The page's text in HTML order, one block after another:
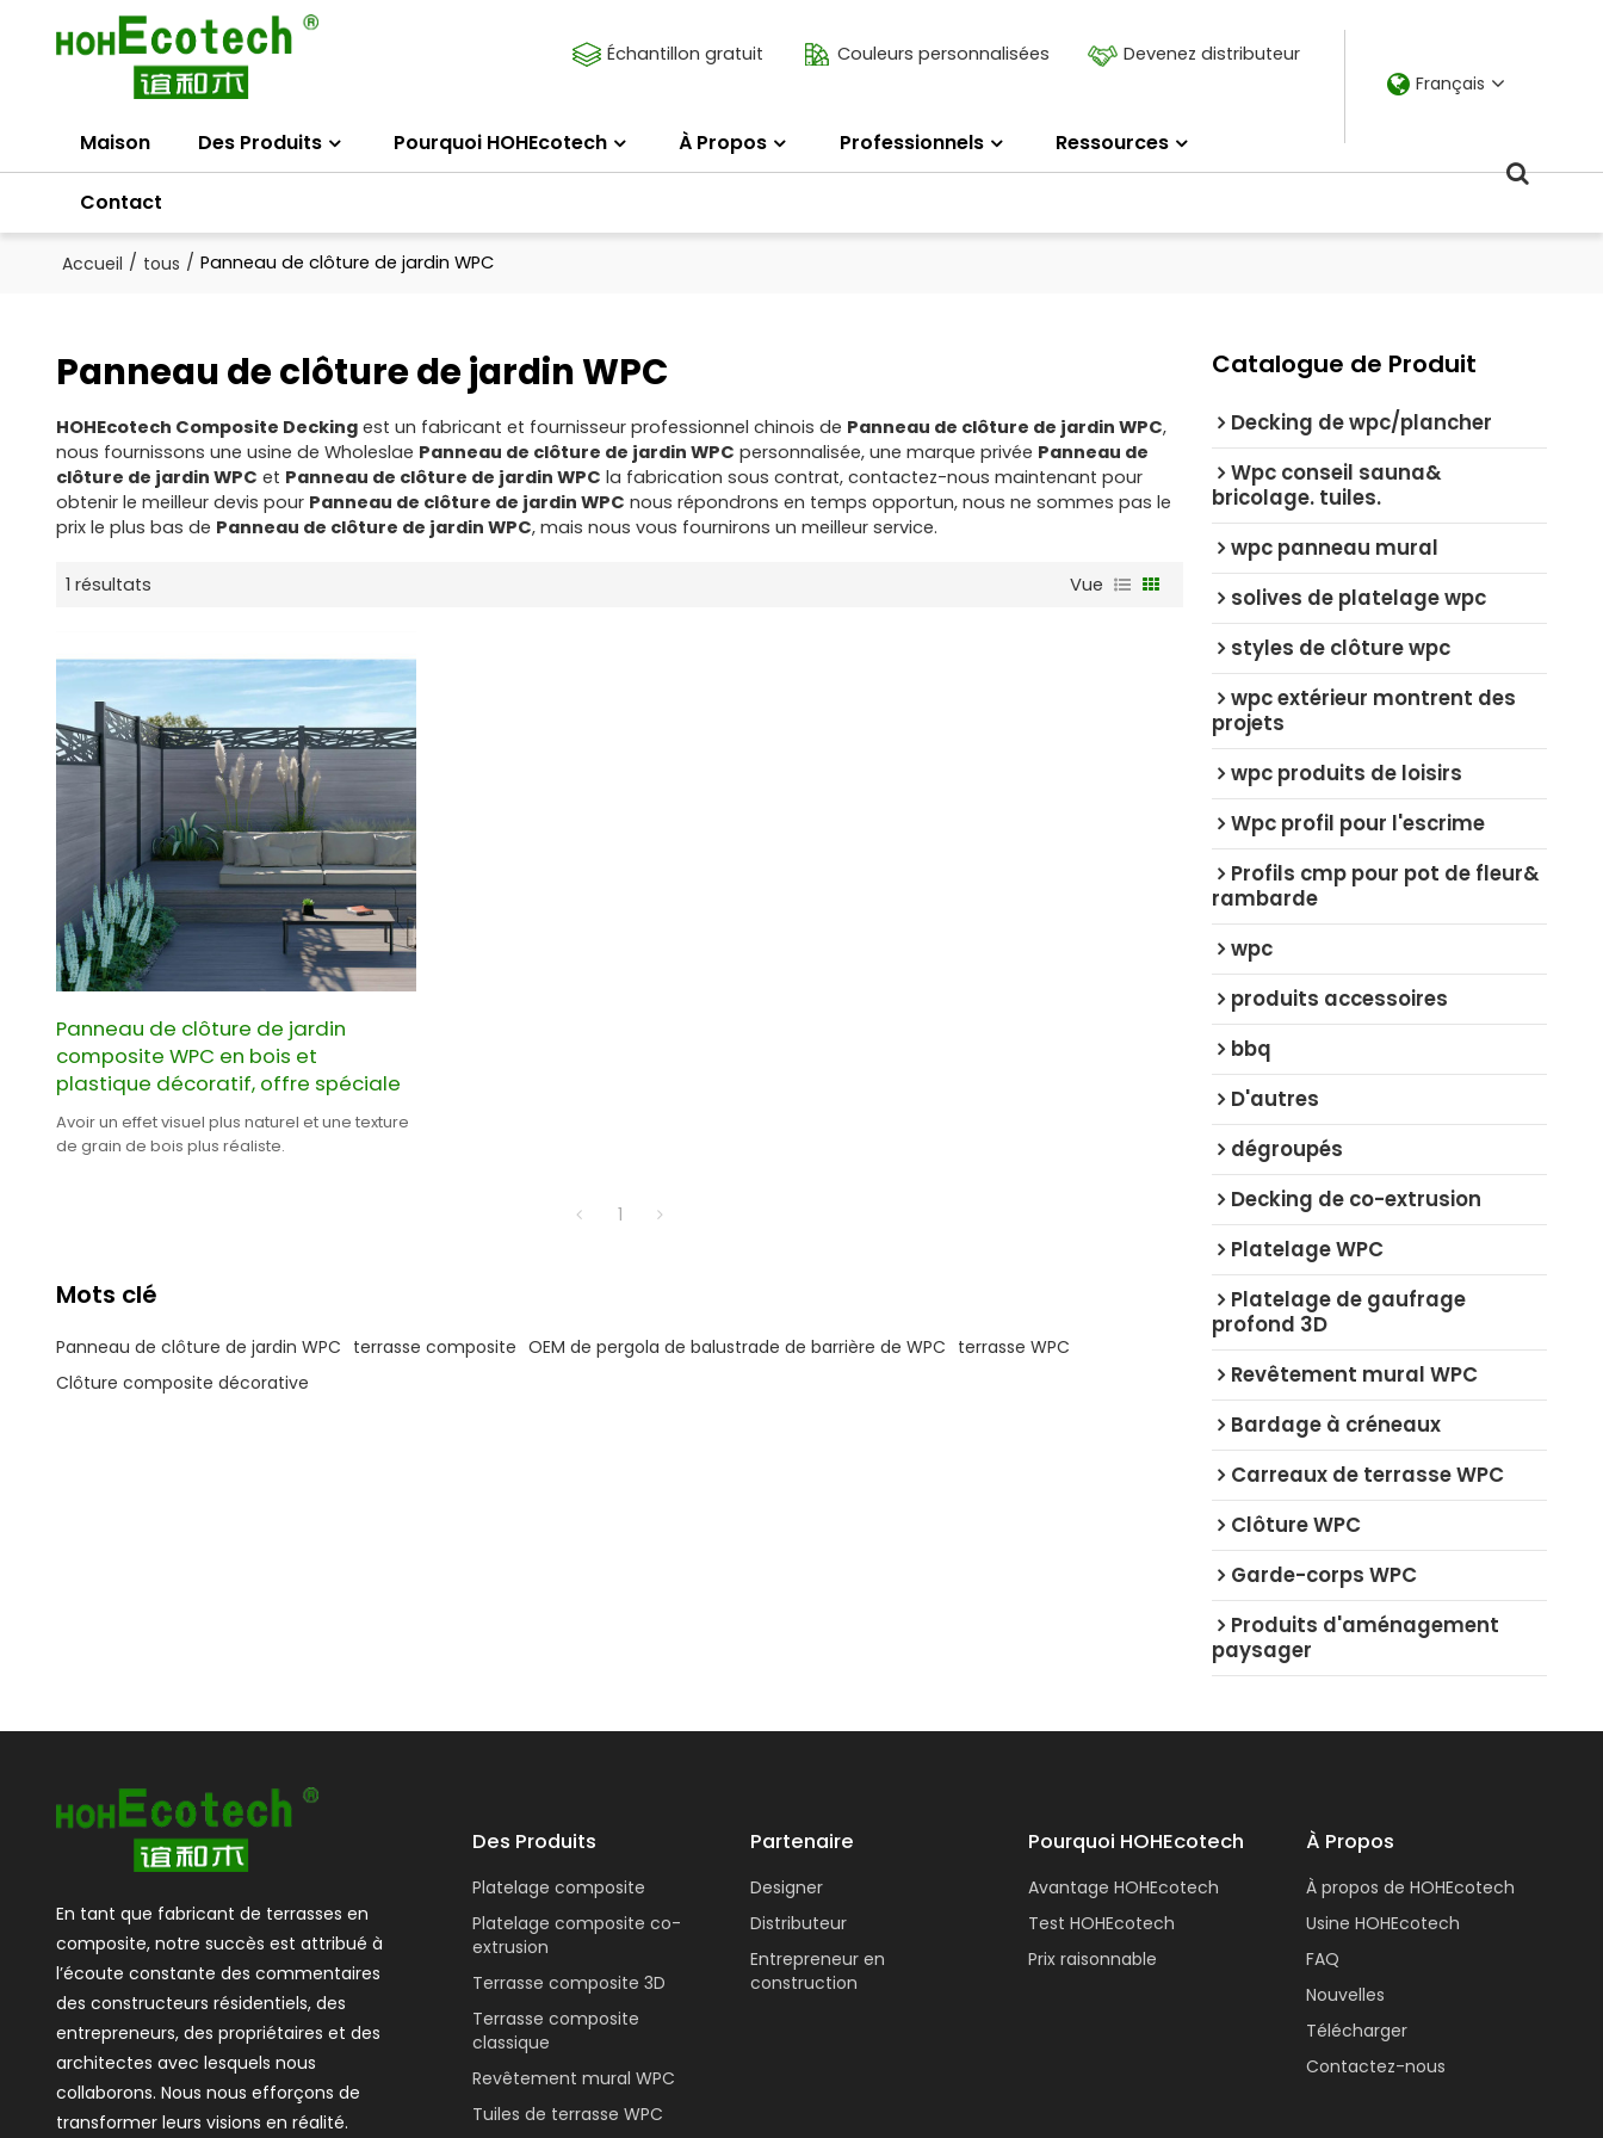
Échantillon gratuit Couleurs personnalisées Devenez distributeur
Maison Des Produits Pourquoi HOHEcotech À Propos Professionnels Ressources
Contact
Français
Accueil / tous / Panneau de clôture de jardin WPC
Panneau de clôture de jardin WPC
HOHEcotech Composite Deckingest un fabricant et fournisseur professionnel chinois de Panneau de clôture de jardin WPC,
nous fournissons une usine de Wholeslae Panneau de clôture de jardin WPC personnalisée, une marque privée Panneau de
clôture de jardin WPC et Panneau de clôture de jardin WPC la fabrication sous contrat, contactez-nous maintenant pour
obtenir le meilleur devis pour Panneau de clôture de jardin WPC nous répondrons en temps opportun, nous ne sommes pas le
prix le plus bas de Panneau de clôture de jardin WPC, mais nous vous fournirons un meilleur service.
1 résultats Vue
Panneau de clôture de jardin
composite WPC en bois et
plastique décoratif, offre spéciale
Avoir un effet visuel plus naturel et une texture
de grain de bois plus réaliste.
1
Mots clé
Panneau de clôture de jardin WPC terrasse composite OEM de pergola de balustrade de barrière de WPC terrasse WPC
Clôture composite décorative
Catalogue de Produit
Decking de wpc/plancher
Wpc conseil sauna&
bricolage. tuiles.
wpc panneau mural
solives de platelage wpc
styles de clôture wpc
wpc extérieur montrent des
projets
wpc produits de loisirs
Wpc profil pour l'escrime
Profils cmp pour pot de fleur&
rambarde
wpc
produits accessoires
bbq
D'autres
dégroupés
Decking de co-extrusion
Platelage WPC
Platelage de gaufrage
profond 3D
Revêtement mural WPC
Bardage à créneaux
Carreaux de terrasse WPC
Clôture WPC
Garde-corps WPC
Produits d'aménagement
paysager
En tant que fabricant de terrasses en
composite, notre succès est attribué à
l’écoute constante des commentaires
des constructeurs résidentiels, des
entrepreneurs, des propriétaires et des
architectes avec lesquels nous
collaborons. Nous nous efforçons de
transformer leurs visions en réalité.
Des Produits
Platelage composite
Platelage composite co-
extrusion
Terrasse composite 3D
Terrasse composite
classique
Revêtement mural WPC
Tuiles de terrasse WPC
Partenaire
Designer
Distributeur
Entrepreneur en
construction
Pourquoi HOHEcotech
Avantage HOHEcotech
Test HOHEcotech
Prix raisonnable
À Propos
À propos de HOHEcotech
Usine HOHEcotech
FAQ
Nouvelles
Télécharger
Contactez-nous